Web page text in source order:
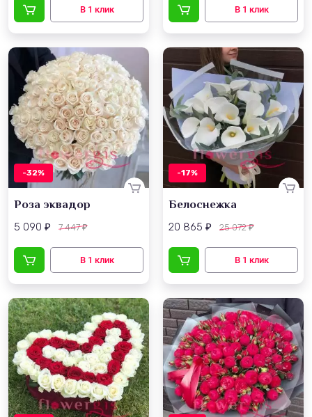
-32%
Роза эквадор
5 090 ₽ 7 447₽
-17%
Белоснежка
20 865 ₽ 25 072₽